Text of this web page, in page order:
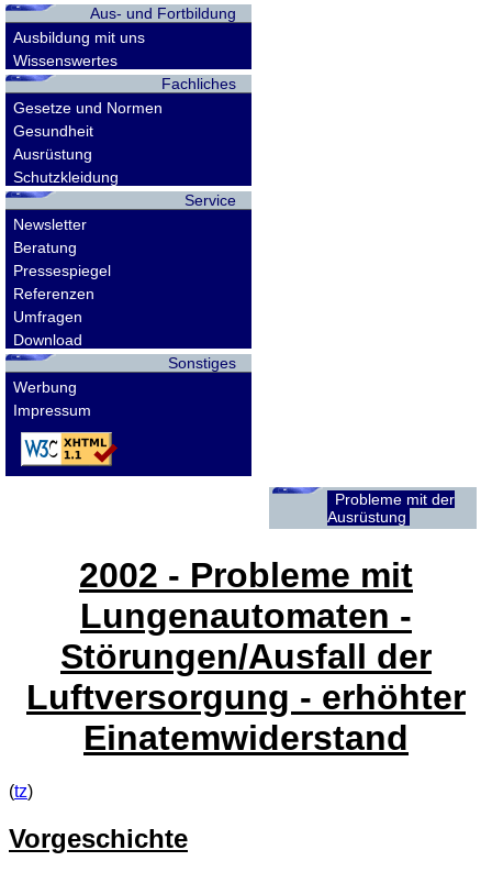
Aus- und Fortbildung
Ausbildung mit uns
Wissenswertes
Fachliches
Gesetze und Normen
Gesundheit
Ausrüstung
Schutzkleidung
Service
Newsletter
Beratung
Pressespiegel
Referenzen
Umfragen
Download
Sonstiges
Werbung
Impressum
Probleme mit der
Ausrüstung
2002 - Probleme mit
Lungenautomaten -
Störungen/Ausfall der
Luftversorgung - erhöhter
Einatemwiderstand
(tz)
Vorgeschichte